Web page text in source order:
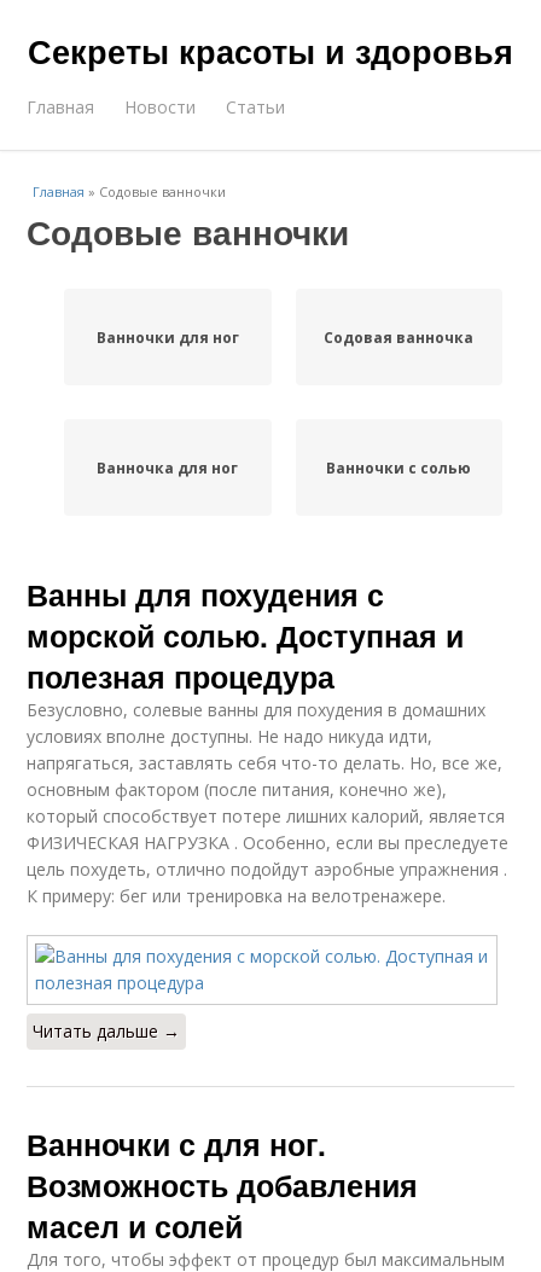
Секреты красоты и здоровья
Главная Новости Статьи
Главная » Содовые ванночки
Содовые ванночки
Ванночки для ног Содовая ванночка
Ванночка для ног Ванночки с солью
Ванны для похудения с
морской солью. Доступная и
полезная процедура
Безусловно, солевые ванны для похудения в домашних
условиях вполне доступны. Не надо никуда идти,
напрягаться, заставлять себя что-то делать. Но, все же,
основным фактором (после питания, конечно же),
который способствует потере лишних калорий, является
ФИЗИЧЕСКАЯ НАГРУЗКА . Особенно, если вы преследуете
цель похудеть, отлично подойдут аэробные упражнения .
К примеру: бег или тренировка на велотренажере.
Читать дальше →
Ванночки с для ног.
Возможность добавления
масел и солей
Для того, чтобы эффект от процедур был максимальным